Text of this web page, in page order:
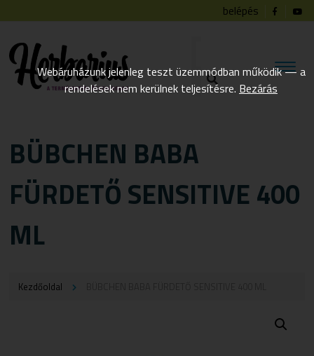
belépés
BÜBCHEN BABA
FÜRDETŐ SENSITIVE 400
ML
Kezdőoldal
Webáruházunk jelenleg teszt üzemmódban működik — a
rendelések nem kerülnek teljesítésre. Bezárás